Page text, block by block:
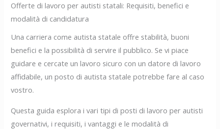
Offerte di lavoro per autisti statali: Requisiti, benefici e
modalità di candidatura
Una carriera come autista statale offre stabilità, buoni
benefici e la possibilità di servire il pubblico. Se vi piace
guidare e cercate un lavoro sicuro con un datore di lavoro
affidabile, un posto di autista statale potrebbe fare al caso
vostro.
Questa guida esplora i vari tipi di posti di lavoro per autisti
governativi, i requisiti, i vantaggi e le modalità di